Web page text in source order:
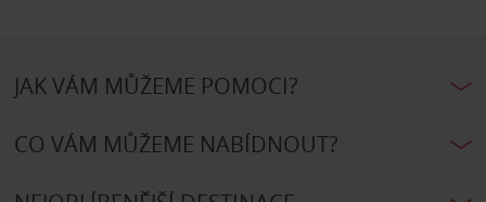
JAK VÁM MŮŽEME POMOCI?
CO VÁM MŮŽEME NABÍDNOUT?